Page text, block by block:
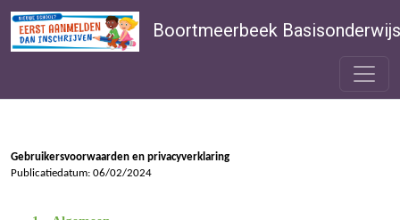
Boortmeerbeek Basisonderwijs
Gebruikersvoorwaarden en privacyverklaring
Publicatiedatum: 06/02/2024